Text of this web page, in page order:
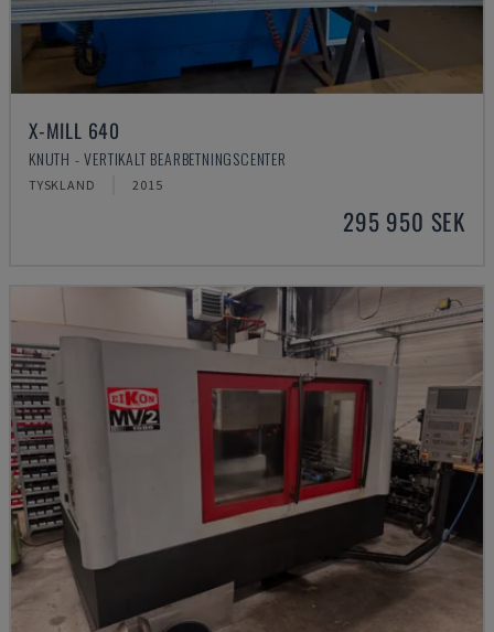
X-MILL 640
KNUTH - VERTIKALT BEARBETNINGSCENTER
TYSKLAND 2015
295 950 SEK